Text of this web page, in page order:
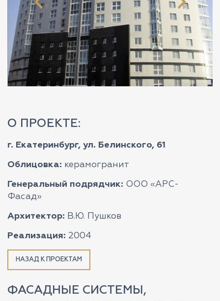
О ПРОЕКТЕ:
г. Екатеринбург, ул. Белинского, 61
Облицовка: керамогранит
Генеральный подрядчик: ООО «АРС-
Фасад»
Архитектор: В.Ю. Пушков
Реализация: 2004
НАЗАД К ПРОЕКТАМ
ФАСАДНЫЕ СИСТЕМЫ,